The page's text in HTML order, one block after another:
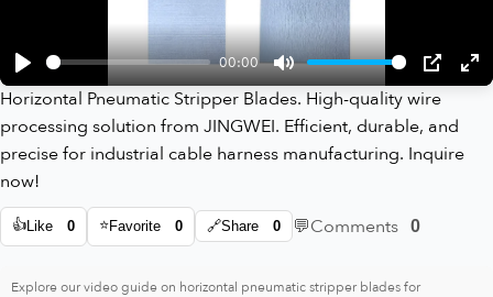
Play
00:00
Mute PIP
Horizontal Pneumatic Stripper Blades. High-quality wire
processing solution from JINGWEI. Efficient, durable, and
precise for industrial cable harness manufacturing. Inquire
now!
👍Like 0 ⭐Favorite 0 🔗Share 0 💬Comments 0
Explore our video guide on horizontal pneumatic stripper blades for